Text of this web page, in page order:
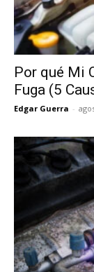
Por qué Mi
Fuga (5
Edgar Guerra -